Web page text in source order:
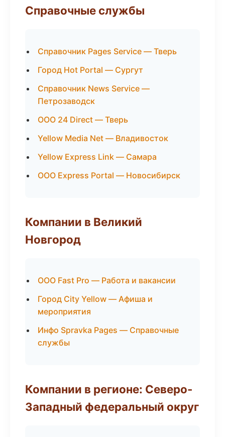
Справочные службы
Справочник Pages Service — Тверь
Город Hot Portal — Сургут
Справочник News Service —
Петрозаводск
ООО 24 Direct — Тверь
Yellow Media Net — Владивосток
Yellow Express Link — Самара
ООО Express Portal — Новосибирск
Компании в Великий
Новгород
ООО Fast Pro — Работа и вакансии
Город City Yellow — Афиша и
мероприятия
Инфо Spravka Pages — Справочные
службы
Компании в регионе: Северо-
Западный федеральный округ